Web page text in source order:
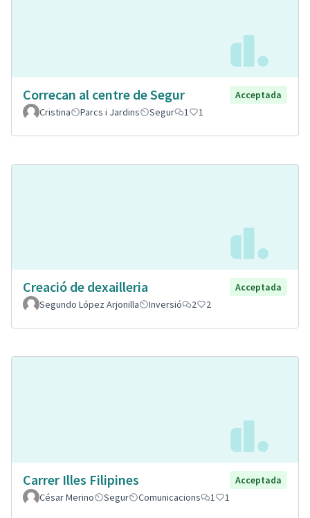
Correcan al centre de Segur
Acceptada
Cristina
Parcs i Jardins Segur 1 1
Creació de dexailleria
Acceptada
Segundo López Arjonilla
Inversió 2 2
Carrer Illes Filipines
Acceptada
César Merino
Segur Comunicacions 1 1